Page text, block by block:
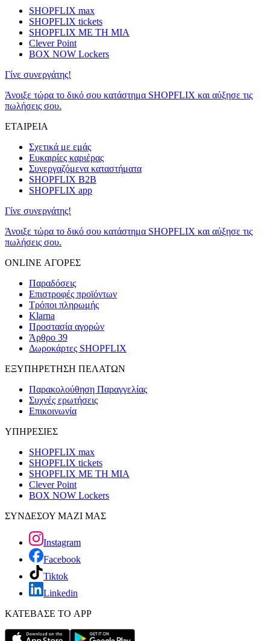
SHOPFLIX max
SHOPFLIX tickets
SHOPFLIX ΜΕ ΤΗ ΜΙΑ
Clever Point
BOX NOW Lockers
Γίνε συνεργάτης!
Άνοιξε τώρα το δικό σου κατάστημα SHOPFLIX και αύξησε τις
πωλήσεις σου.
ΕΤΑΙΡΕΙΑ
Σχετικά με εμάς
Ευκαιρίες καριέρας
Συνεργαζόμενα καταστήματα
SHOPFLIX B2B
SHOPFLIX app
Γίνε συνεργάτης!
Άνοιξε τώρα το δικό σου κατάστημα SHOPFLIX και αύξησε τις
πωλήσεις σου.
ONLINE ΑΓΟΡΕΣ
Παραδόσεις
Επιστροφές προϊόντων
Τρόποι πληρωμής
Klarna
Προστασία αγορών
Άρθρο 39
Δωροκάρτες SHOPFLIX
ΕΞΥΠΗΡΕΤΗΣΗ ΠΕΛΑΤΩΝ
Παρακολούθηση Παραγγελίας
Συχνές ερωτήσεις
Επικοινωνία
ΥΠΗΡΕΣΙΕΣ
SHOPFLIX max
SHOPFLIX tickets
SHOPFLIX ΜΕ ΤΗ ΜΙΑ
Clever Point
BOX NOW Lockers
ΣΥΝΔΕΣΟΥ ΜΑΖΙ ΜΑΣ
Instagram
Facebook
Tiktok
Linkedin
ΚΑΤΕΒΑΣΕ ΤΟ APP